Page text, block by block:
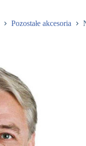
Pozostałe akcesoria